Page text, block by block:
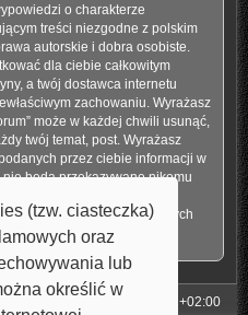
(tzw. ciasteczka)
oraz
lub
określić w
o charakterze
treści niezgodne z polskim
autorskie i dobra osobiste.
dla ciebie całkowitym
a twój dostawca internetu
zachowaniu. Wyrażasz
może w każdej chwili usunąć,
twój temat, post. Wyrażasz
przez ciebie informacji w
będą przekazywane nikomu
do witryny, podczas których
UTC+02:00